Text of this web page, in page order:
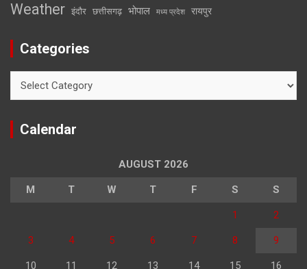
Weather इंदौर छत्तीसगढ़ भोपाल मध्य प्रदेश रायपुर
Categories
Calendar
AUGUST 2026
M T W T F S S
1 2
3 4 5 6 7 8 9
10 11 12 13 14 15 16